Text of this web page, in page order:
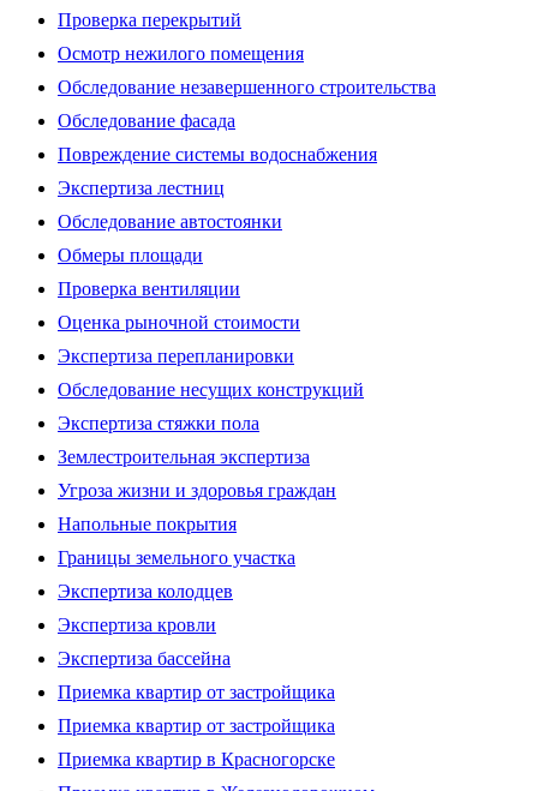
Проверка перекрытий
Осмотр нежилого помещения
Обследование незавершенного строительства
Обследование фасада
Повреждение системы водоснабжения
Экспертиза лестниц
Обследование автостоянки
Обмеры площади
Проверка вентиляции
Оценка рыночной стоимости
Экспертиза перепланировки
Обследование несущих конструкций
Экспертиза стяжки пола
Землестроительная экспертиза
Угроза жизни и здоровья граждан
Напольные покрытия
Границы земельного участка
Экспертиза колодцев
Экспертиза кровли
Экспертиза бассейна
Приемка квартир от застройщика
Приемка квартир от застройщика
Приемка квартир в Красногорске